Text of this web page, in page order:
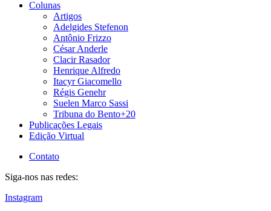
Colunas
Artigos
Adelgides Stefenon
Antônio Frizzo
César Anderle
Clacir Rasador
Henrique Alfredo
Itacyr Giacomello
Régis Genehr
Suelen Marco Sassi
Tribuna do Bento+20
Publicações Legais
Edição Virtual
Contato
Siga-nos nas redes:
Instagram